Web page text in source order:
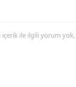
ile ilgili yorum yok,